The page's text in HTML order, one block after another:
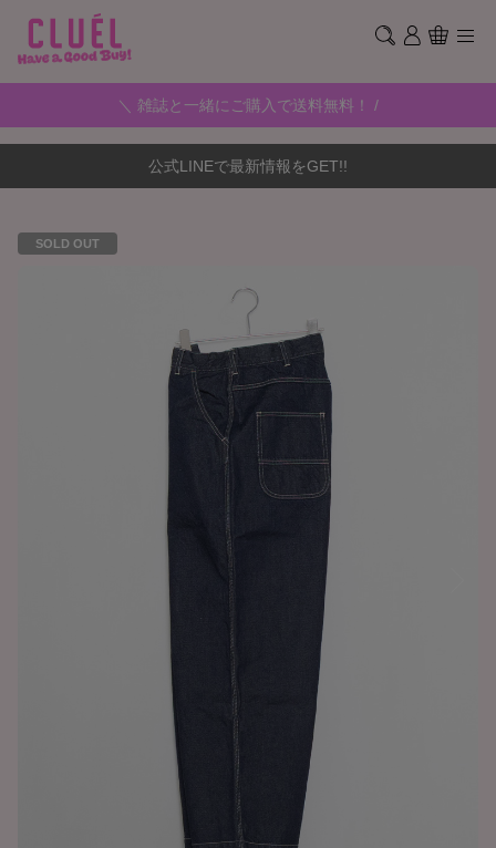
＼ 雑誌と一緒にご購入で送料無料！ /
公式LINEで最新情報をGET!!
SOLD OUT